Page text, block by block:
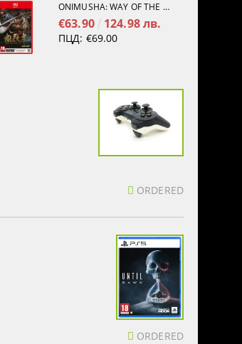
ONIMUSHA: WAY OF THE SWORD [NINTENDO SWITCH 2]
€63.90 124.98 лв.
ПЦД: €69.00
ORDERED
ORDERED